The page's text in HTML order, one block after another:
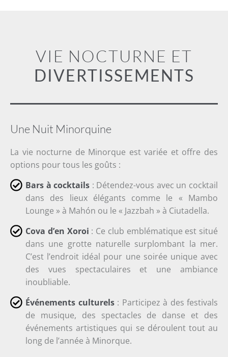
VIE NOCTURNE ET
DIVERTISSEMENTS
Une Nuit Minorquine
La vie nocturne de Minorque est variée et offre des
options pour tous les goûts :
Bars à cocktails : Détendez-vous avec un cocktail
dans des lieux élégants comme le « Mambo
Lounge » à Mahón ou le « Jazzbah » à Ciutadella.
Cova d’en Xoroi : Ce club emblématique est situé
dans une grotte naturelle surplombant la mer.
C’est l’endroit idéal pour une soirée unique avec
des vues spectaculaires et une ambiance
inoubliable.
Événements culturels: Participez à des festivals
de musique, des spectacles de danse et des
événements artistiques qui se déroulent tout au
long de l’année à Minorque.